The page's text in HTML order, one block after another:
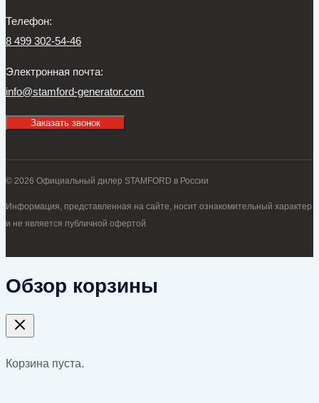
Телефон:
8 499 302-54-46
Электронная почта:
info@stamford-generator.com
Заказать звонок
© 2026 Официальный дилер STAMFORD в России
Информация, представленная на сайте, носит ознакомительный характер
и не является публичной офертой
Обзор корзины
Корзина пуста.